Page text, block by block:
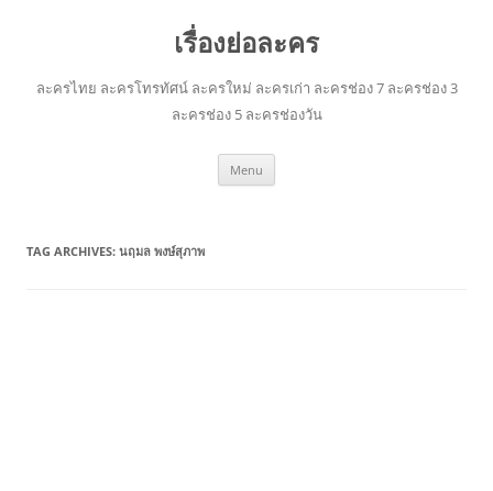
เรื่องย่อละคร
ละครไทย ละครโทรทัศน์ ละครใหม่ ละครเก่า ละครช่อง 7 ละครช่อง 3
ละครช่อง 5 ละครช่องวัน
Menu
TAG ARCHIVES: นฤมล พงษ์สุภาพ